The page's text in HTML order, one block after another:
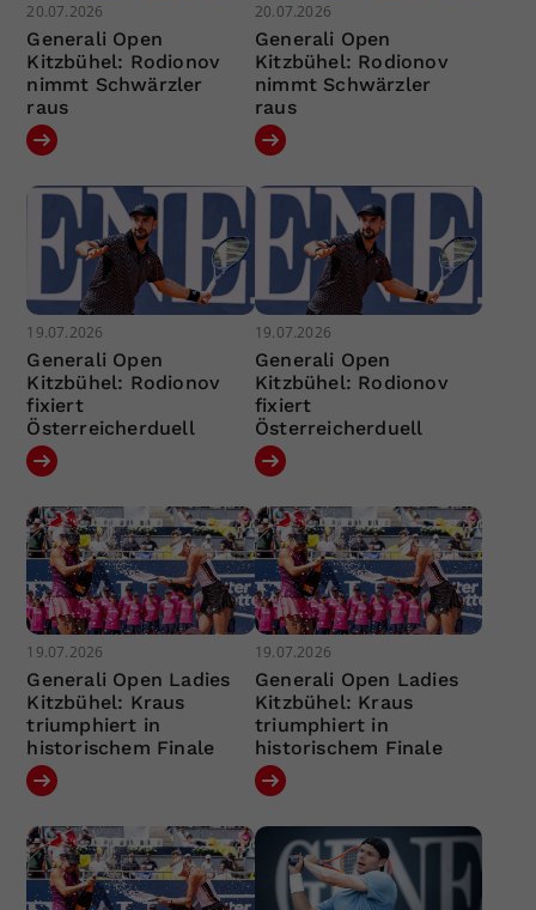
20.07.2026
Generali Open
Kitzbühel: Rodionov
nimmt Schwärzler
raus
20.07.2026
Generali Open
Kitzbühel: Rodionov
nimmt Schwärzler
raus
19.07.2026
Generali Open
Kitzbühel: Rodionov
fixiert
Österreicherduell
19.07.2026
Generali Open
Kitzbühel: Rodionov
fixiert
Österreicherduell
19.07.2026
Generali Open Ladies
Kitzbühel: Kraus
triumphiert in
historischem Finale
19.07.2026
Generali Open Ladies
Kitzbühel: Kraus
triumphiert in
historischem Finale